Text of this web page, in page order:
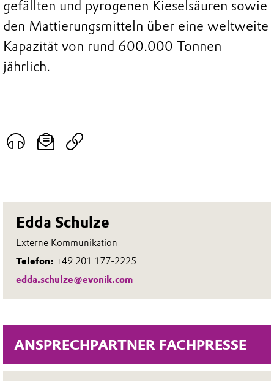
Edda Schulze
Externe Kommunikation
Telefon: +49 201 177-2225
edda.schulze@evonik.com
ANSPRECHPARTNER FACHPRESSE
gefällten und pyrogenen Kieselsäuren sowie
den Mattierungsmitteln über eine weltweite
Kapazität von rund 600.000 Tonnen
jährlich.